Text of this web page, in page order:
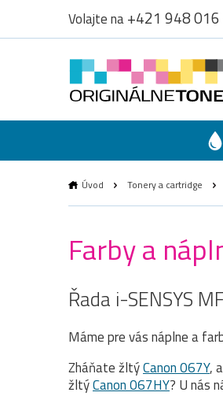
Volajte na+421 948
Úvod Tonery a cartridge
Farby a
Řada i-SENSYS
Máme pre vás náplne a
Zháňate žltýCanon 067Y,
žltýCanon 067HY? U nás